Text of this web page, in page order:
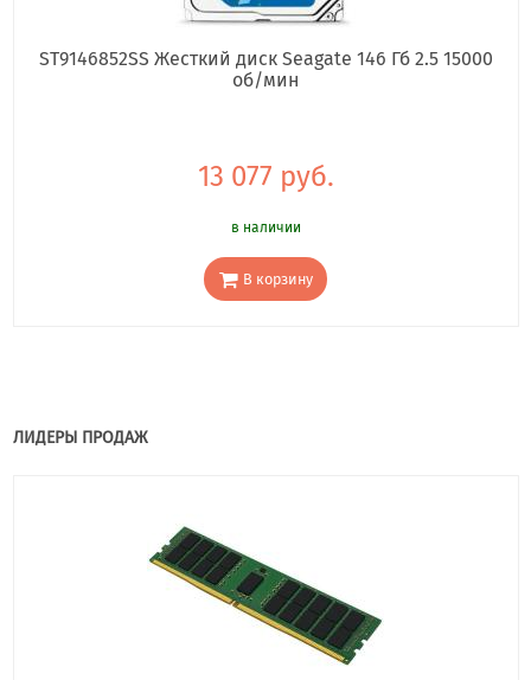
ST9146852SS Жесткий диск Seagate 146 Гб 2.5 15000
об/мин
13 077 руб.
в наличии
В корзину
ЛИДЕРЫ ПРОДАЖ